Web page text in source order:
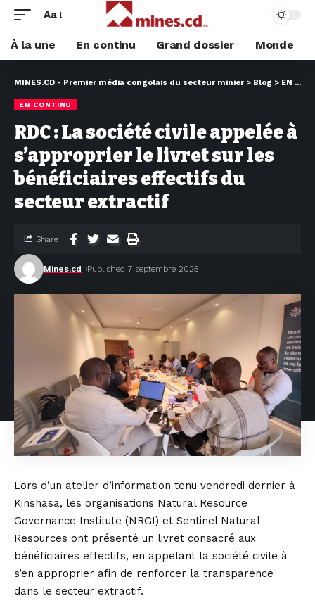
Aa
À la une En continu Grand dossier Monde
MINES.CD - Premier média congolais du secteur minier > Blog > EN CONTINU
EN CONTINU
RDC : La société civile appelée à
s’approprier le livret sur les
bénéficiaires effectifs du
secteur extractif
Mines.cd Published 7 septembre 2025
Share
Lors d’un atelier d’information tenu vendredi dernier à
Kinshasa, les organisations Natural Resource
Governance Institute (NRGI) et Sentinel Natural
Resources ont présenté un livret consacré aux
bénéficiaires effectifs, en appelant la société civile à
s’en approprier afin de renforcer la transparence
dans le secteur extractif.